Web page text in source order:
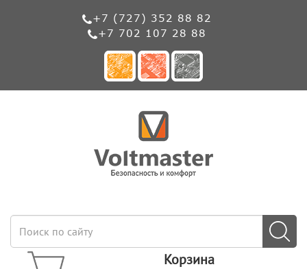
+7 (727) 352 88 82
+7 702 107 28 88
Корзина